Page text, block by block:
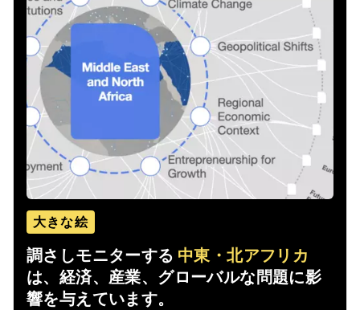
大きな絵
調さしモニターする 中東・北アフリカ
は、経済、産業、グローバルな問題に影
響を与えています。